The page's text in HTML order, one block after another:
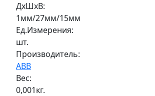
ДxШxВ:
1мм/27мм/15мм
Ед.Измерения:
шт.
Производитель:
ABB
Вес:
0,001кг.